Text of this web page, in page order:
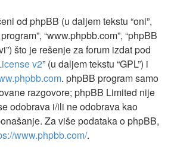
od phpBB (u daljem tekstu “oni”,
“www.phpbb.com”, “phpBB
što je rešenje za forum izdat pod
v2” (u daljem tekstu “GPL”) i
. phpBB program samo
razgovore; phpBB Limited nije
odobrava i/ili ne odobrava kao
Za više podataka o phpBB,
www.phpbb.com/.